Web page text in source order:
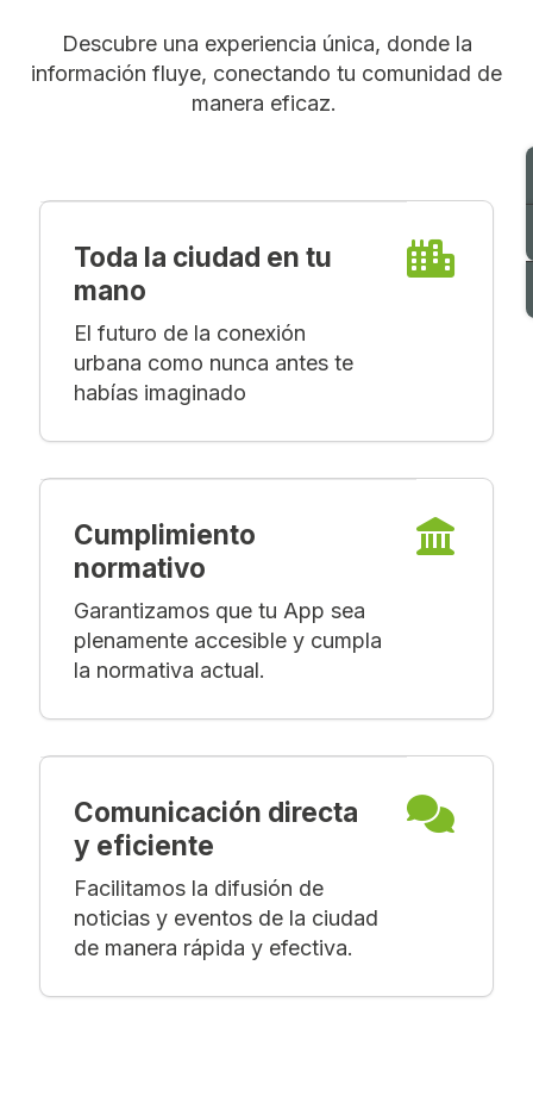
Descubre una experiencia única, donde la
información fluye, conectando tu comunidad de
manera eficaz.
Toda la ciudad en tu
mano
El futuro de la conexión
urbana como nunca antes te
habías imaginado
Cumplimiento
normativo
Garantizamos que tu App sea
plenamente accesible y cumpla
la normativa actual.
Comunicación directa
y eficiente
Facilitamos la difusión de
noticias y eventos de la ciudad
de manera rápida y efectiva.